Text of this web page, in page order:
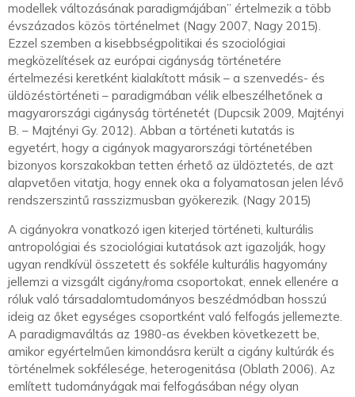
modellek változásának paradigmájában” értelmezik a több
évszázados közös történelmet (Nagy 2007, Nagy 2015).
Ezzel szemben a kisebbségpolitikai és szociológiai
megközelítések az európai cigányság történetére
értelmezési keretként kialakított másik – a szenvedés- és
üldözéstörténeti – paradigmában vélik elbeszélhetőnek a
magyarországi cigányság történetét (Dupcsik 2009, Majtényi
B. – Majtényi Gy. 2012). Abban a történeti kutatás is
egyetért, hogy a cigányok magyarországi történetében
bizonyos korszakokban tetten érhető az üldöztetés, de azt
alapvetően vitatja, hogy ennek oka a folyamatosan jelen lévő
rendszerszintű rasszizmusban gyökerezik. (Nagy 2015)
A cigányokra vonatkozó igen kiterjed történeti, kulturális
antropológiai és szociológiai kutatások azt igazolják, hogy
ugyan rendkívül összetett és sokféle kulturális hagyomány
jellemzi a vizsgált cigány/roma csoportokat, ennek ellenére a
róluk való társadalomtudományos beszédmódban hosszú
ideig az őket egységes csoportként való felfogás jellemezte.
A paradigmaváltás az 1980-as években következett be,
amikor egyértelműen kimondásra került a cigány kultúrák és
történelmek sokfélesége, heterogenitása (Oblath 2006). Az
említett tudományágak mai felfogásában négy olyan